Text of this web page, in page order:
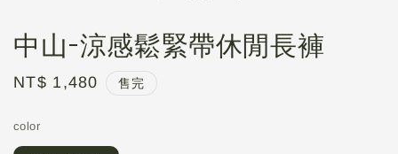
中山-涼感鬆緊帶休閒長褲
Regular
NT$ 1,480 售完
color